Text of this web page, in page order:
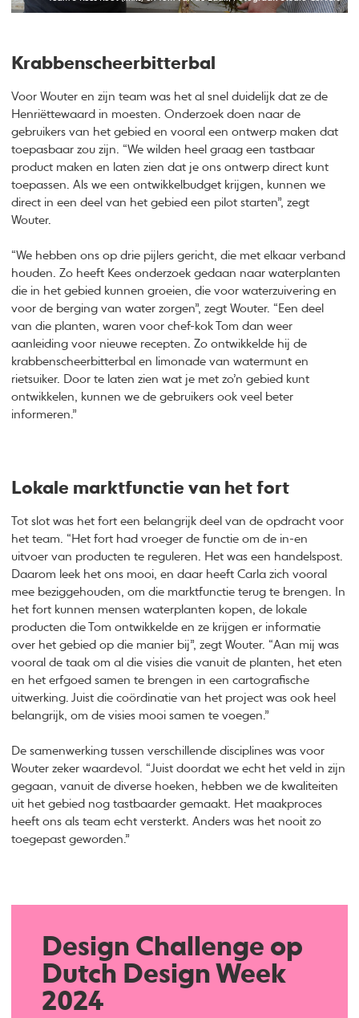
Krabbenscheerbitterbal
Voor Wouter en zijn team was het al snel duidelijk dat ze de
Henriëttewaard in moesten. Onderzoek doen naar de
gebruikers van het gebied en vooral een ontwerp maken dat
toepasbaar zou zijn. “We wilden heel graag een tastbaar
product maken en laten zien dat je ons ontwerp direct kunt
toepassen. Als we een ontwikkelbudget krijgen, kunnen we
direct in een deel van het gebied een pilot starten”, zegt
Wouter.
“We hebben ons op drie pijlers gericht, die met elkaar verband
houden. Zo heeft Kees onderzoek gedaan naar waterplanten
die in het gebied kunnen groeien, die voor waterzuivering en
voor de berging van water zorgen”, zegt Wouter. “Een deel
van die planten, waren voor chef-kok Tom dan weer
aanleiding voor nieuwe recepten. Zo ontwikkelde hij de
krabbenscheerbitterbal en limonade van watermunt en
rietsuiker. Door te laten zien wat je met zo’n gebied kunt
ontwikkelen, kunnen we de gebruikers ook veel beter
informeren.”
Lokale marktfunctie van het fort
Tot slot was het fort een belangrijk deel van de opdracht voor
het team. “Het fort had vroeger de functie om de in-en
uitvoer van producten te reguleren. Het was een handelspost.
Daarom leek het ons mooi, en daar heeft Carla zich vooral
mee beziggehouden, om die marktfunctie terug te brengen. In
het fort kunnen mensen waterplanten kopen, de lokale
producten die Tom ontwikkelde en ze krijgen er informatie
over het gebied op die manier bij”, zegt Wouter. “Aan mij was
vooral de taak om al die visies die vanuit de planten, het eten
en het erfgoed samen te brengen in een cartografische
uitwerking. Juist die coördinatie van het project was ook heel
belangrijk, om de visies mooi samen te voegen.”
De samenwerking tussen verschillende disciplines was voor
Wouter zeker waardevol. “Juist doordat we echt het veld in zijn
gegaan, vanuit de diverse hoeken, hebben we de kwaliteiten
uit het gebied nog tastbaarder gemaakt. Het maakproces
heeft ons als team echt versterkt. Anders was het nooit zo
toegepast geworden.”
Design Challenge op
Dutch Design Week
2024